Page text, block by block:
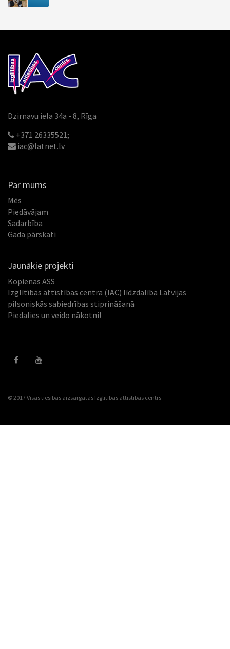
Dzirnavu iela 34a - 8, Rīga
+371 26335521;
iac@latnet.lv
Par mums
Mēs
Piedāvājam
Sadarbība
Gada pārskati
Jaunākie projekti
Kopienas ASS
Izglītības attīstības centra (IAC) līdzdalība Latvijas
pilsoniskās sabiedrības stiprināšanā
Piedalies un veido nākotni!
© 2017 Visas tiesības aizsargātas Izglītības attīstības centrs